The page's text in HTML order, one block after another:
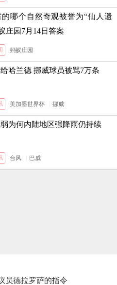
哪个自然奇观被誉为“仙人遗
庄园7月14日答案
蚂蚁庄园
哈兰德 挪威球员被骂7万条
美加墨世界杯 挪威
为何内陆地区强降雨仍持续
台风 巴威
员德拉罗萨的指令